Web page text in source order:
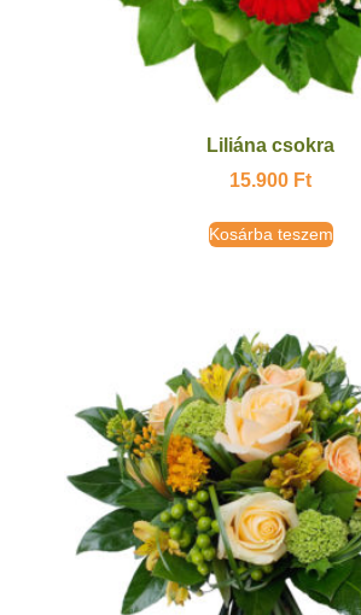
Liliána csokra
15.900 Ft
Kosárba teszem